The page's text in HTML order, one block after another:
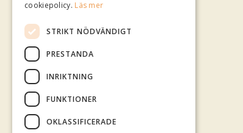
cookiepolicy. Läs mer
STRIKT NÖDVÄNDIGT
PRESTANDA
INRIKTNING
FUNKTIONER
OKLASSIFICERADE